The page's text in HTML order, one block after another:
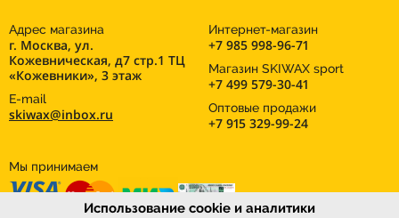
Адрес магазина
г. Москва, ул.
Кожевническая, д7 стр.1 ТЦ
«Кожевники», 3 этаж
E-mail
skiwax@inbox.ru
Интернет-магазин
+7 985 998-96-71
Магазин SKIWAX sport
+7 499 579-30-41
Оптовые продажи
+7 915 329-99-24
Мы принимаем
Использование cookie и аналитики